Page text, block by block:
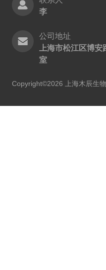
李
公司地址
上海市松江区博
室
Copyright©2026 上海木辰生